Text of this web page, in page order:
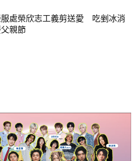
處榮欣志工義剪送愛 吃剉冰消
親節